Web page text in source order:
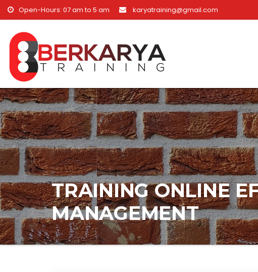
Skip to content
Open-Hours: 07 am to 5 am karyatraining@gmail.com
TRAINING ONLINE
MANAGEMENT